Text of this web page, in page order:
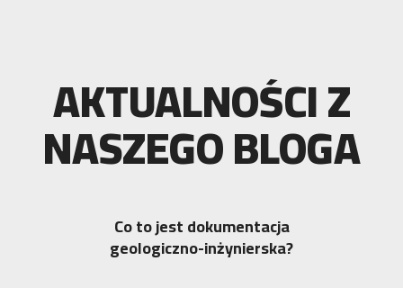
AKTUALNOŚCI Z
NASZEGO BLOGA
Co to jest dokumentacja
geologiczno-inżynierska?